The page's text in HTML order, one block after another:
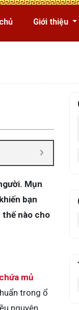
Giới thiệu
Mụn
bạn
thế nào cho
mủ
trong ổ
nguyên